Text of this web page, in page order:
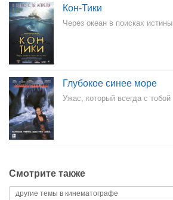
Кон-Тики
Через океан в поисках истины
Глубокое синее море
Ужас, который всегда с тобой
Смотрите также
другие темы в кинематографе